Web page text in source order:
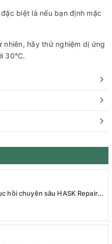
biệt là nếu bạn định mặc
hãy thử nghiệm dị ứng
30°C.
hồi chuyên sâu HASK Repair
Repair Series Intensive Repair